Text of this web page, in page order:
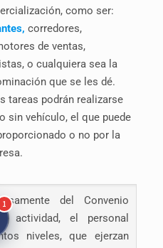
como ser:
corredores,
de ventas,
o cualquiera sea la
que se les dé.
tareas podrán realizarse
sin vehículo, el que puede
o no por la
del Convenio
actividad, el personal
niveles, que ejerzan
1